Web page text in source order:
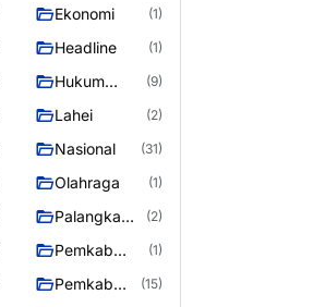
Ekonomi (1)
Headline (1)
Hukum
(9)
Lahei (2)
Nasional (31)
Olahraga (1)
Palangka
(2)
Pemkab
(1)
Pemkab
(15)